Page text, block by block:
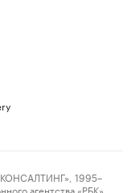
1995–
агентства «РБК»